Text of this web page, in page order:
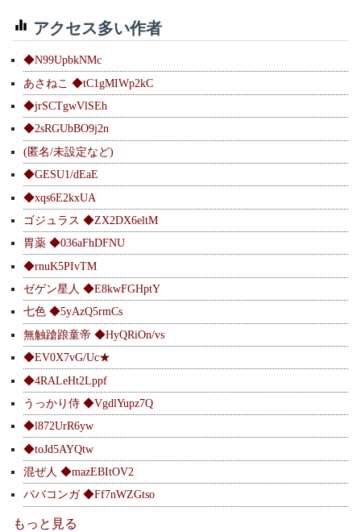
アクセス多い作者
◆N99UpbkNMc
あさねこ ◆tC1gMIWp2kC
◆jrSCTgwVlSEh
◆2sRGUbBO9j2n
(匿名/未設定など)
◆GESU1/dEaE
◆xqs6E2kxUA
ゴジュラス ◆ZX2DX6eltM
胃薬 ◆036aFhDFNU
◆rnuK5PIvTM
ゼゲン星人 ◆E8kwFGHptY
七色 ◆5yAzQ5rmCs
無触蹌踉童帝 ◆HyQRiOn/vs
◆EV0X7vG/Uc★
◆4RALeHt2Lppf
うっかり侍 ◆VgdlYupz7Q
◆l872UrR6yw
◆toJd5AYQtw
混ぜ人 ◆mazEBItOV2
ババコンガ ◆Ff7nWZGtso
もっと見る